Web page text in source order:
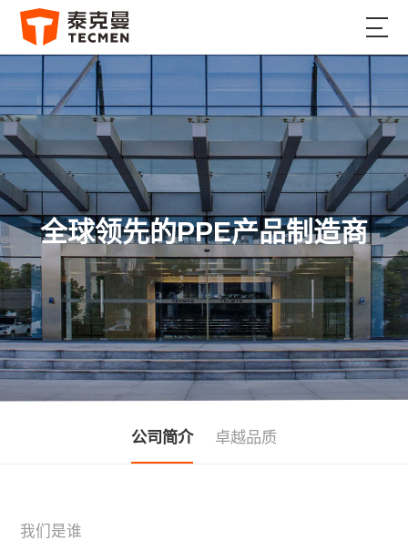
全球领先的PPE产品制造商
公司简介 卓越品质
我们是谁